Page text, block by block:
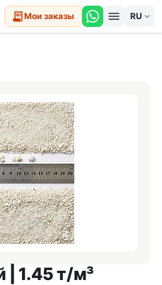
receipt_longМои заказы menu expand_more
| 1.45 т/м³